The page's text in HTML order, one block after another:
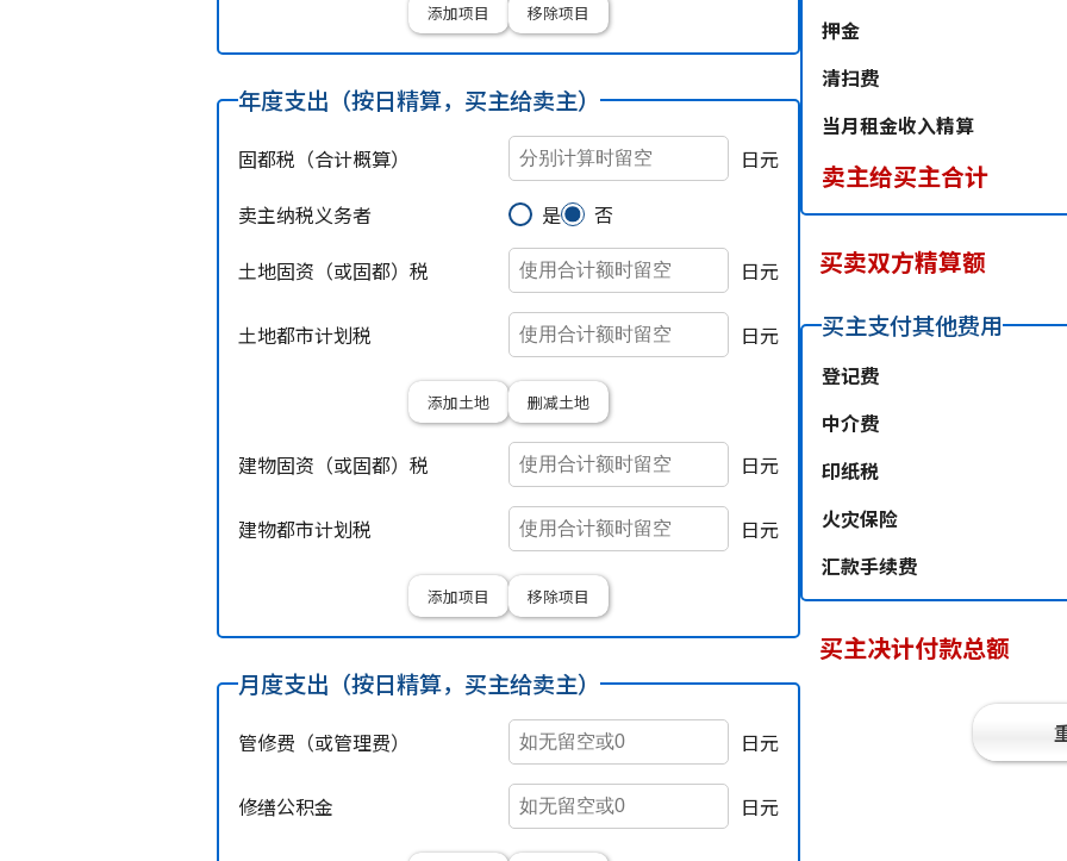
添加项目 移除项目
年度支出（按日精算，买主给卖主）
固都税（合计概算）
日元
卖主纳税义务者
是
否
土地固资（或固都）税
日元
土地都市计划税 日元
添加土地 删减土地
建物固资（或固都）税 日元
建物都市计划税 日元
添加项目 移除项目
月度支出（按日精算，买主给卖主）
管修费（或管理费） 日元
修缮公积金 日元
押金
清扫费
当月租金收入精算
卖主给买主合计
买卖双方精算额
买主支付其他费用
登记费
中介费
印纸税
火灾保险
汇款手续费
买主决计付款总额